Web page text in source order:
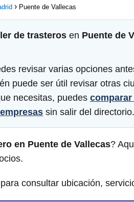
Puente de Vallecas
de trasteros en Puente de
revisar varias opciones
puede ser útil revisar otras
necesitas, puedes
sin salir del directorio.
en Puente de Vallecas?
consultar ubicación,